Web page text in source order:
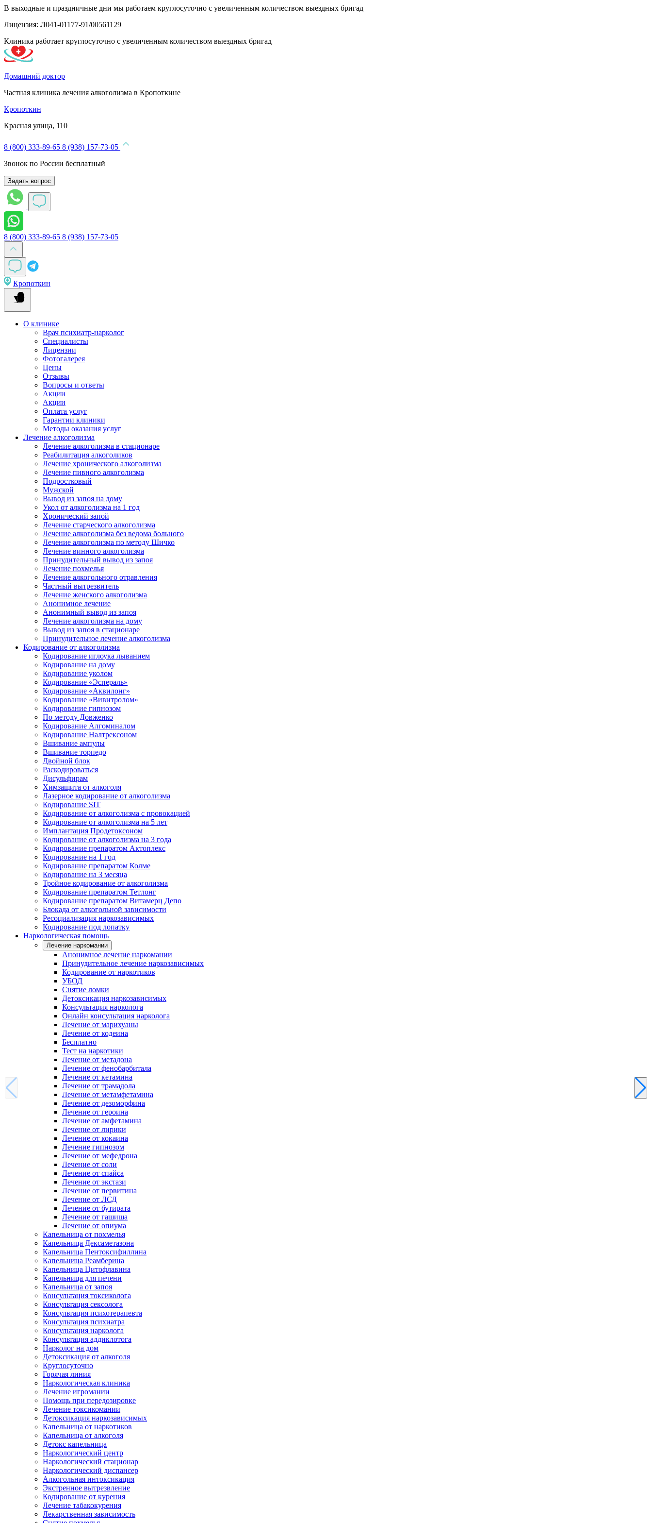
В выходные и праздничные дни мы работаем круглосуточно с увеличенным количеством выездных бригад
Лицензия: Л041-01177-91/00561129
Клиника работает круглосуточно с увеличенным количеством выездных бригад
Домашний доктор
Частная клиника лечения алкоголизма в Кропоткине
Кропоткин
Красная улица, 110
8 (800) 333-89-65 8 (938) 157-73-05
Звонок по России бесплатный
Задать вопрос
8 (800) 333-89-65 8 (938) 157-73-05
Кропоткин
О клинике
Врач психиатр-нарколог
Специалисты
Лицензии
Фотогалерея
Цены
Отзывы
Вопросы и ответы
Акции
Акции
Оплата услуг
Гарантии клиники
Методы оказания услуг
Лечение алкоголизма
Лечение алкоголизма в стационаре
Реабилитация алкоголиков
Лечение хронического алкоголизма
Лечение пивного алкоголизма
Подростковый
Мужской
Вывод из запоя на дому
Укол от алкоголизма на 1 год
Хронический запой
Лечение старческого алкоголизма
Лечение алкоголизма без ведома больного
Лечение алкоголизма по методу Шичко
Лечение винного алкоголизма
Принудительный вывод из запоя
Лечение похмелья
Лечение алкогольного отравления
Частный вытрезвитель
Лечение женского алкоголизма
Анонимное лечение
Анонимный вывод из запоя
Лечение алкоголизма на дому
Вывод из запоя в стационаре
Принудительное лечение алкоголизма
Кодирование от алкоголизма
Кодирование иглоука лыванием
Кодирование на дому
Кодирование уколом
Кодирование «Эспераль»
Кодирование «Аквилонг»
Кодирование «Вивитролом»
Кодирование гипнозом
По методу Довженко
Кодирование Алгоминалом
Кодирование Налтрексоном
Вшивание ампулы
Вшивание торпедо
Двойной блок
Раскодироваться
Дисульфирам
Химзащита от алкоголя
Лазерное кодирование от алкоголизма
Кодирование SIT
Кодирование от алкоголизма с провокацией
Кодирование от алкоголизма на 5 лет
Имплантация Продетоксоном
Кодирование от алкоголизма на 3 года
Кодирование препаратом Актоплекс
Кодирование на 1 год
Кодирование препаратом Колме
Кодирование на 3 месяца
Тройное кодирование от алкоголизма
Кодирование препаратом Тетлонг
Кодирование препаратом Витамерц Депо
Блокада от алкогольной зависимости
Ресоциализация наркозависимых
Кодирование под лопатку
Наркологическая помощь
Лечение наркомании
Анонимное лечение наркомании
Принудительное лечение наркозависимых
Кодирование от наркотиков
УБОД
Снятие ломки
Детоксикация наркозависимых
Консультация нарколога
Онлайн консультация нарколога
Лечение от марихуаны
Лечение от кодеина
Бесплатно
Тест на наркотики
Лечение от метадона
Лечение от фенобарбитала
Лечение от кетамина
Лечение от трамадола
Лечение от метамфетамина
Лечение от дезоморфина
Лечение от героина
Лечение от амфетамина
Лечение от лирики
Лечение от кокаина
Лечение гипнозом
Лечение от мефедрона
Лечение от соли
Лечение от спайса
Лечение от экстази
Лечение от первитина
Лечение от ЛСД
Лечение от бутирата
Лечение от гашиша
Лечение от опиума
Капельница от похмелья
Капельница Дексаметазона
Капельница Пентоксифиллина
Капельница Реамберина
Капельница Цитофлавина
Капельница для печени
Капельница от запоя
Консультация токсиколога
Консультация сексолога
Консультация психотерапевта
Консультация психиатра
Консультация нарколога
Консультация аддиклотога
Нарколог на дом
Детоксикация от алкоголя
Круглосуточно
Горячая линия
Наркологическая клиника
Лечение игромании
Помощь при передозировке
Лечение токсикомании
Детоксикация наркозависимых
Капельница от наркотиков
Капельница от алкоголя
Детокс капельница
Наркологический центр
Наркологический стационар
Наркологический диспансер
Алкогольная интоксикация
Экстренное вытрезвление
Кодирование от курения
Лечение табакокурения
Лекарственная зависимость